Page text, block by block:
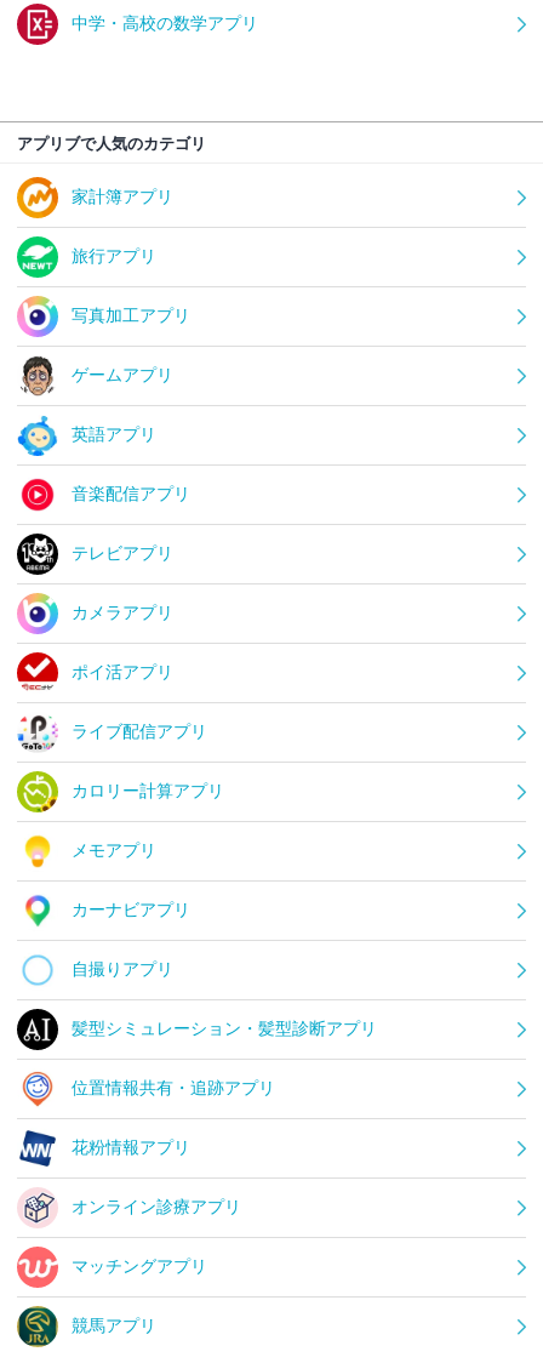
中学・高校の数学アプリ
アプリブで人気のカテゴリ
家計簿アプリ
旅行アプリ
写真加工アプリ
ゲームアプリ
英語アプリ
音楽配信アプリ
テレビアプリ
カメラアプリ
ポイ活アプリ
ライブ配信アプリ
カロリー計算アプリ
メモアプリ
カーナビアプリ
自撮りアプリ
髪型シミュレーション・髪型診断アプリ
位置情報共有・追跡アプリ
花粉情報アプリ
オンライン診療アプリ
マッチングアプリ
競馬アプリ